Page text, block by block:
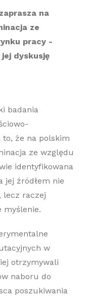
na
ze
pracy -
dyskusję
badania
to, że na polskim
ze względu
identyfikowana
jej źródłem nie
lecz raczej
myślenie.
w
otrzymywali
naboru do
poszukiwania